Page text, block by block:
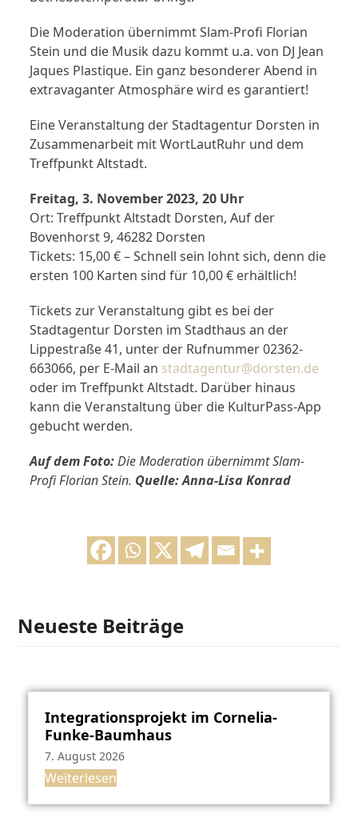
Die Moderation übernimmt Slam-Profi Florian
Stein und die Musik dazu kommt u.a. von DJ Jean
Jaques Plastique. Ein ganz besonderer Abend in
extravaganter Atmosphäre wird es garantiert!
Eine Veranstaltung der Stadtagentur Dorsten in
Zusammenarbeit mit WortLautRuhr und dem
Treffpunkt Altstadt.
Freitag, 3. November 2023, 20 Uhr
Ort: Treffpunkt Altstadt Dorsten, Auf der
Bovenhorst 9, 46282 Dorsten
Tickets: 15,00 € – Schnell sein lohnt sich, denn die
ersten 100 Karten sind für 10,00 € erhältlich!
Tickets zur Veranstaltung gibt es bei der
Stadtagentur Dorsten im Stadthaus an der
Lippestraße 41, unter der Rufnummer 02362-
663066, per E-Mail an stadtagentur@dorsten.de
oder im Treffpunkt Altstadt. Darüber hinaus
kann die Veranstaltung über die KulturPass-App
gebucht werden.
Auf dem Foto:Die Moderation übernimmt Slam-
Profi Florian Stein. Quelle: Anna-Lisa Konrad
Neueste Beiträge
Integrationsprojekt im Cornelia-
Funke-Baumhaus
7. August 2026
Weiterlesen